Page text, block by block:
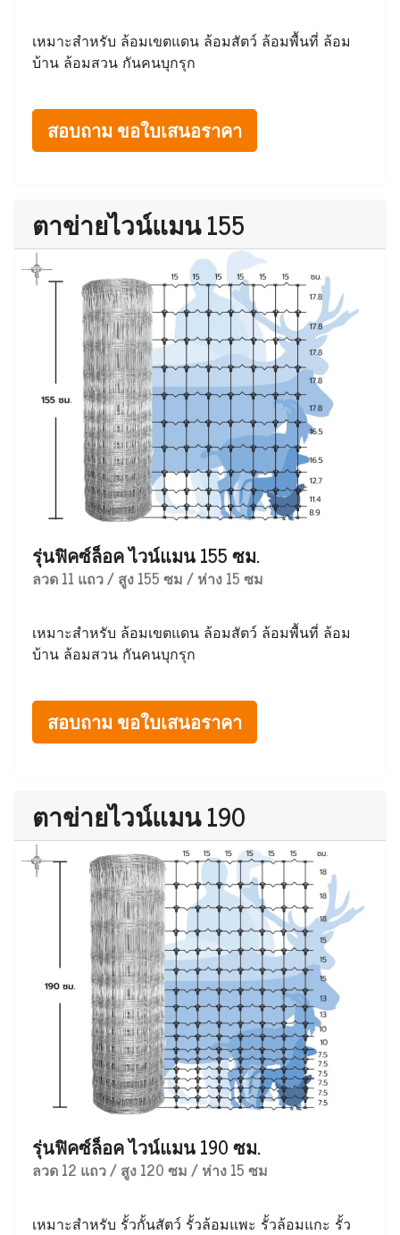
เหมาะสำหรับ ล้อมเขตแดน ล้อมสัตว์ ล้อมพื้นที่ ล้อม
บ้าน ล้อมสวน กันคนบุกรุก
สอบถาม ขอใบเสนอราคา
ตาข่ายไวน์แมน 155
รุ่นฟิคซ์ล็อค ไวน์แมน 155 ซม.
ลวด 11 แถว / สูง 155 ซม / ห่าง 15 ซม
เหมาะสำหรับ ล้อมเขตแดน ล้อมสัตว์ ล้อมพื้นที่ ล้อม
บ้าน ล้อมสวน กันคนบุกรุก
สอบถาม ขอใบเสนอราคา
ตาข่ายไวน์แมน 190
รุ่นฟิคซ์ล็อค ไวน์แมน 190 ซม.
ลวด 12 แถว / สูง 120 ซม / ห่าง 15 ซม
เหมาะสำหรับ รั้วกั้นสัตว์ รั้วล้อมแพะ รั้วล้อมแกะ รั้ว